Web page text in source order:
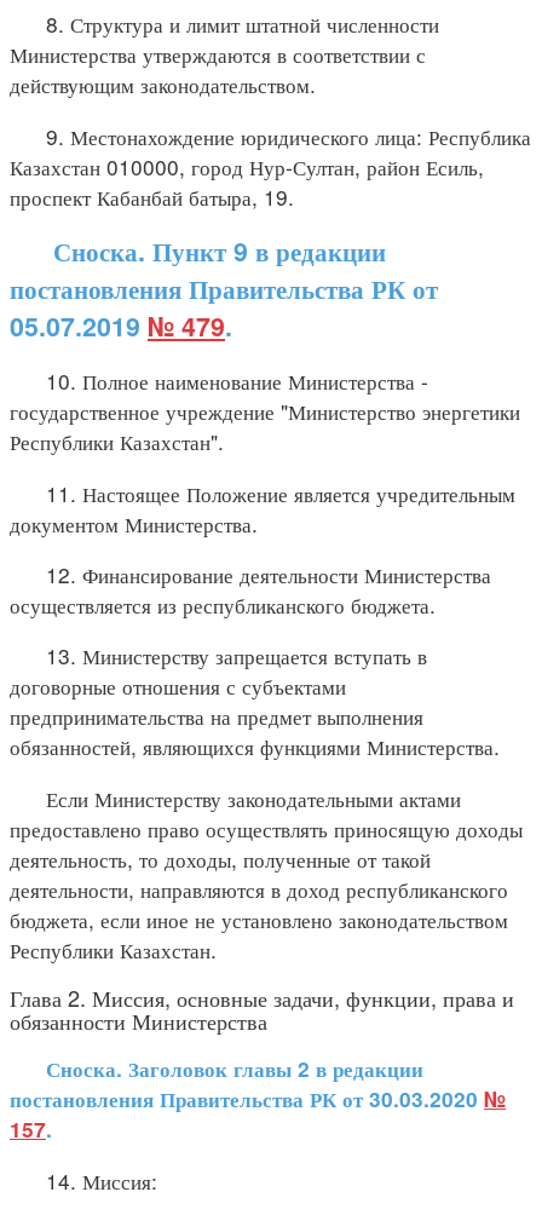
8. Структура и лимит штатной численности
Министерства утверждаются в соответствии с
действующим законодательством.
9. Местонахождение юридического лица: Республика
Казахстан 010000, город Нур-Султан, район Есиль,
проспект Кабанбай батыра, 19.
Сноска. Пункт 9 в редакции
постановления Правительства РК от
05.07.2019 № 479.
10. Полное наименование Министерства -
государственное учреждение "Министерство энергетики
Республики Казахстан".
11. Настоящее Положение является учредительным
документом Министерства.
12. Финансирование деятельности Министерства
осуществляется из республиканского бюджета.
13. Министерству запрещается вступать в
договорные отношения с субъектами
предпринимательства на предмет выполнения
обязанностей, являющихся функциями Министерства.
Если Министерству законодательными актами
предоставлено право осуществлять приносящую доходы
деятельность, то доходы, полученные от такой
деятельности, направляются в доход республиканского
бюджета, если иное не установлено законодательством
Республики Казахстан.
Глава 2. Миссия, основные задачи, функции, права и
обязанности Министерства
Сноска. Заголовок главы 2 в редакции
постановления Правительства РК от 30.03.2020 №
157.
14. Миссия: